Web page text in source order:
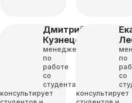
Дмитрий
Кузнецов
менеджер
по
работе
со
студентами
консультирует
по
со
консультирует